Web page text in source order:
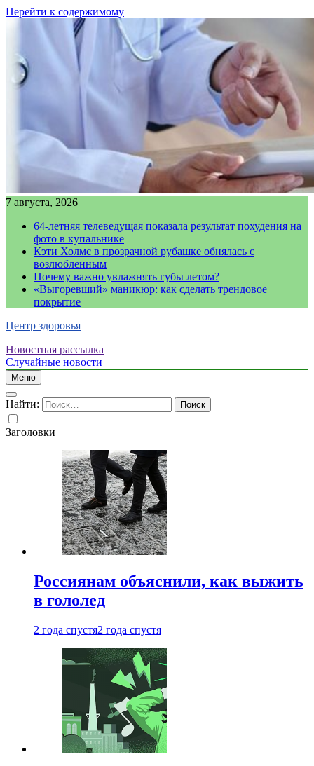
Перейти к содержимому
7 августа, 2026
64-летняя телеведущая показала результат похудения на
фото в купальнике
Кэти Холмс в прозрачной рубашке обнялась с
возлюбленным
Почему важно увлажнять губы летом?
«Выгоревший» маникюр: как сделать трендовое
покрытие
Центр здоровья
Новостная рассылка
Случайные новости
Меню
Найти:
Заголовки
Россиянам объяснили, как выжить
в гололед
2 года спустя2 года спустя